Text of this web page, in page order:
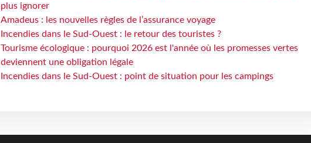
plus ignorer
Amadeus : les nouvelles règles de l’assurance voyage
Incendies dans le Sud-Ouest : le retour des touristes ?
Tourisme écologique : pourquoi 2026 est l'année où les promesses vertes
deviennent une obligation légale
Incendies dans le Sud-Ouest : point de situation pour les campings